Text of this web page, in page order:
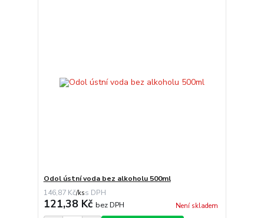
Odol ústní voda bez alkoholu 500ml
146,87 Kč/ks
121,38 Kč bez DPH Není skladem